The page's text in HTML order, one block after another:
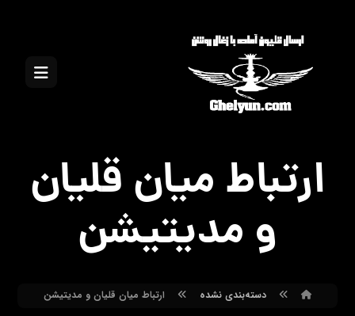
ارتباط میان قلیان
و مدیتیشن
دسته‌بندی نشده ارتباط میان قلیان و مدیتیشن